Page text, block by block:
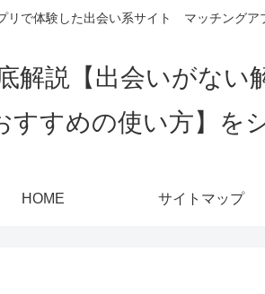
リで体験した出会い系サイト マッチング
解説【出会いが
すすめの使い方】
HOME サイトマップ